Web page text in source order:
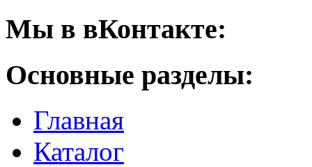
Мы в вКонтакте:
Основные разделы:
Главная
Каталог